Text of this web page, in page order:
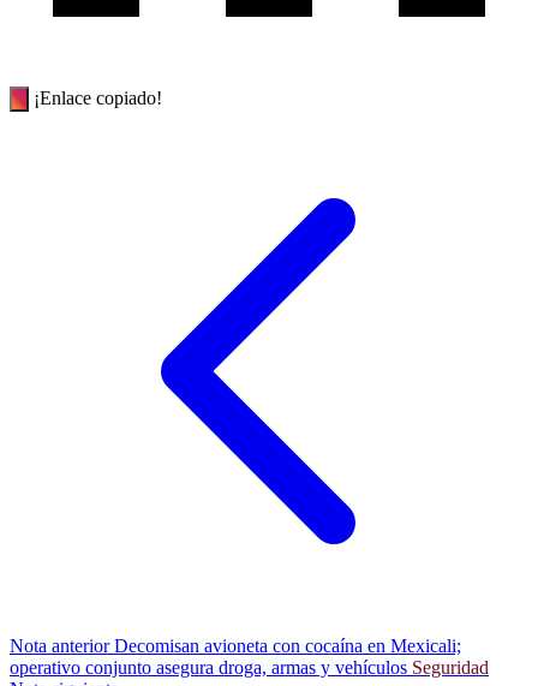
¡Enlace copiado!
Nota anteriorDecomisan avioneta con cocaína en Mexicali;
operativo conjunto asegura droga, armas y vehículos Seguridad